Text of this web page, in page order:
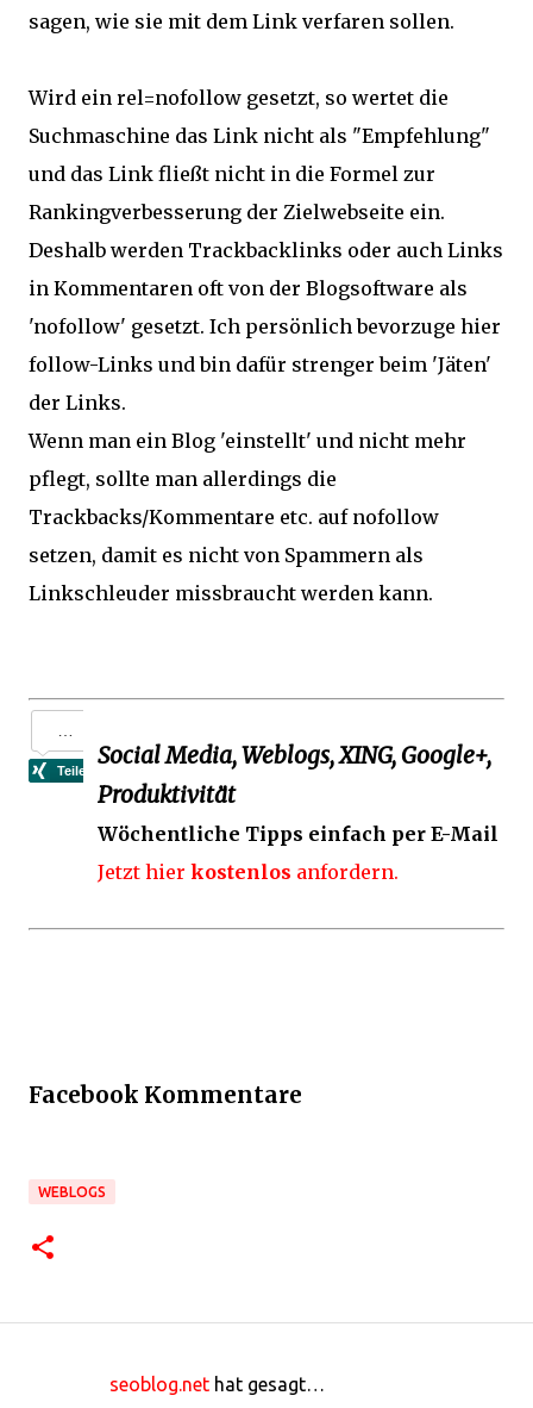
sagen, wie sie mit dem Link verfaren sollen.
Wird ein rel=nofollow gesetzt, so wertet die
Suchmaschine das Link nicht als "Empfehlung"
und das Link fließt nicht in die Formel zur
Rankingverbesserung der Zielwebseite ein.
Deshalb werden Trackbacklinks oder auch Links
in Kommentaren oft von der Blogsoftware als
'nofollow' gesetzt. Ich persönlich bevorzuge hier
follow-Links und bin dafür strenger beim 'Jäten'
der Links.
Wenn man ein Blog 'einstellt' und nicht mehr
pflegt, sollte man allerdings die
Trackbacks/Kommentare etc. auf nofollow
setzen, damit es nicht von Spammern als
Linkschleuder missbraucht werden kann.
Social Media, Weblogs, XING, Google+,
Produktivität
Wöchentliche Tipps einfach per E-Mail
Jetzt hier kostenlos anfordern.
Facebook Kommentare
WEBLOGS
seoblog.net hat gesagt…